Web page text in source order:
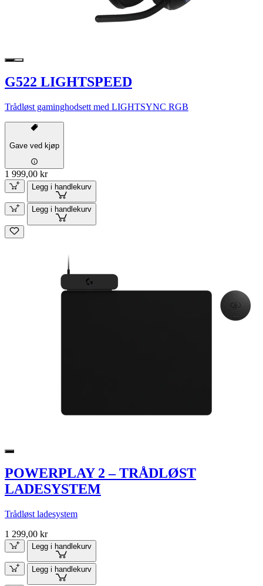
G522 LIGHTSPEED
Trådløst gaminghodsett med LIGHTSYNC RGB
Gave ved kjøp
1 999,00 kr
Legg i handlekurv
Legg i handlekurv
POWERPLAY 2 – TRÅDLØST
LADESYSTEM
Trådløst ladesystem
1 299,00 kr
Legg i handlekurv
Legg i handlekurv